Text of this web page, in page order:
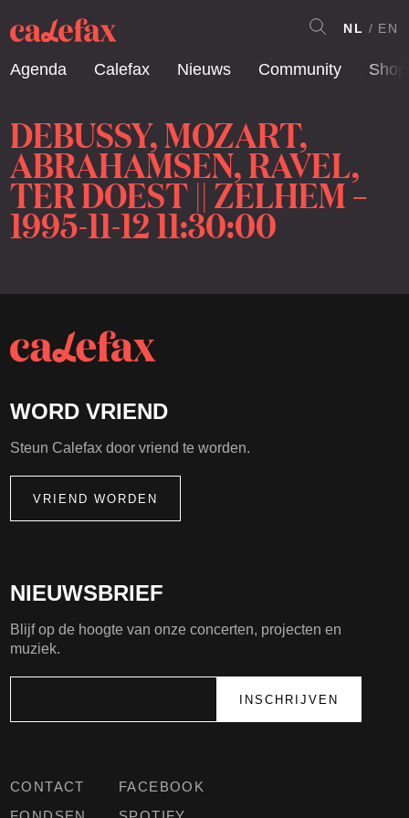
Agenda Calefax Nieuws Community Shop
NL EN
DEBUSSY, MOZART,
ABRAHAMSEN, RAVEL,
TER DOEST || ZELHEM –
1995-11-12 11:30:00
CONTACT
FACEBOOK
NIEUWSBRIEF
Blijf op de hoogte van onze concerten, projecten en
muziek.
WORD VRIEND
Steun Calefax door vriend te worden.
VRIEND WORDEN